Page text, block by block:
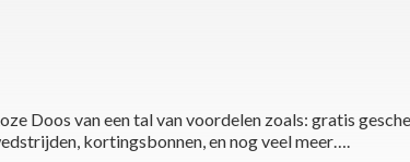
Doos van een tal van voordelen zoals: gratis
kortingsbonnen, en nog veel meer….